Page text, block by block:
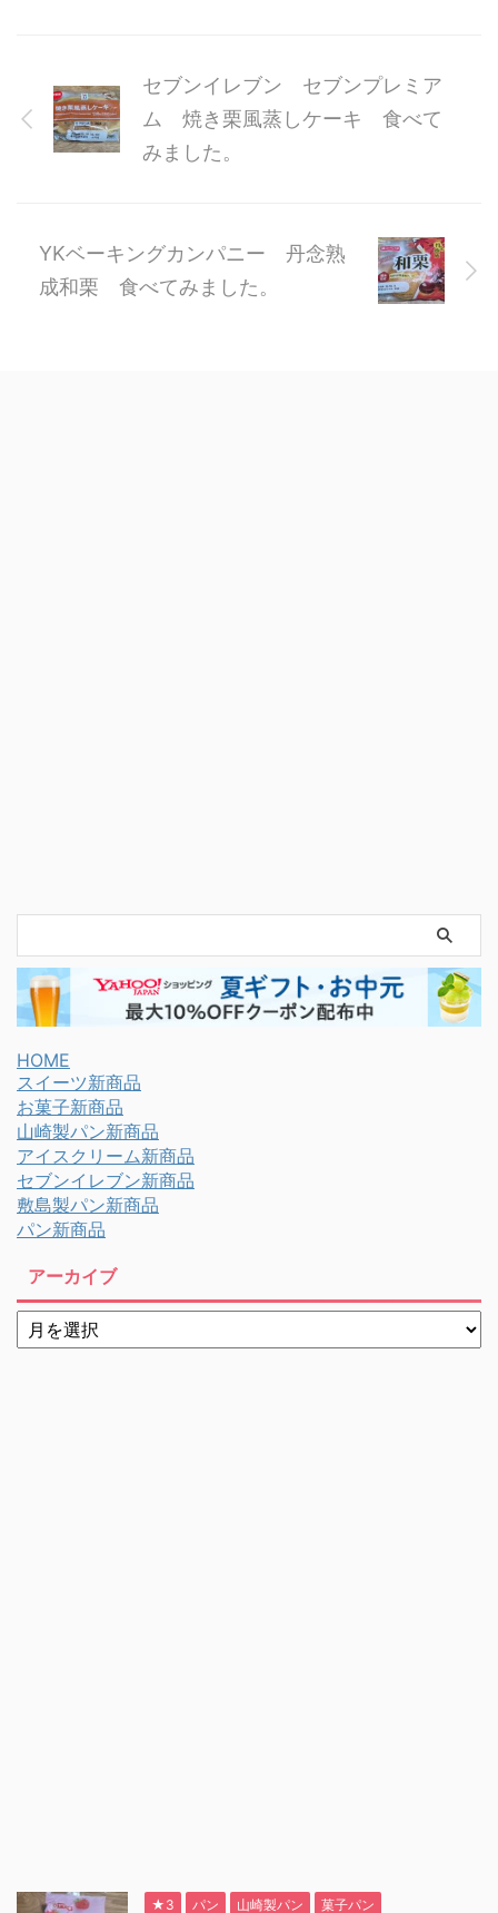
セブンイレブン セブンプレミア
ム 焼き栗風蒸しケーキ 食べて
みました。
YKベーキングカンパニー 丹念熟
成和栗 食べてみました。
HOME
スイーツ新商品
お菓子新商品
山崎製パン新商品
アイスクリーム新商品
セブンイレブン新商品
敷島製パン新商品
パン新商品
アーカイブ
★3 パン 山崎製パン 菓子パン